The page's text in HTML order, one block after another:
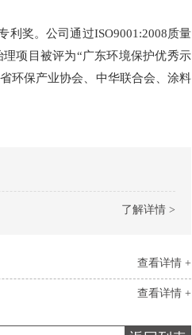
利奖。公司通过ISO9001:2008质量
理项目被评为“广东环境保护优秀示
环保产业协会、中华联合会、涂料
了解详情 >
查看详情 +
查看详情 +